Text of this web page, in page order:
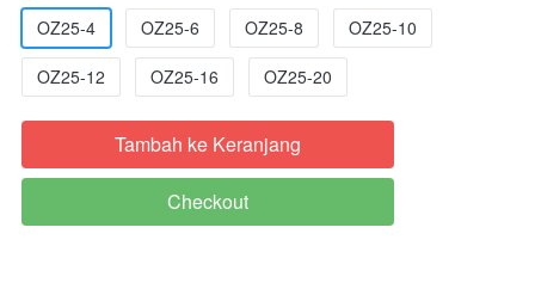
OZ25-4
OZ25-6 OZ25-8 OZ25-10
OZ25-12 OZ25-16 OZ25-20
`
Tambah ke Keranjang
`
Checkout